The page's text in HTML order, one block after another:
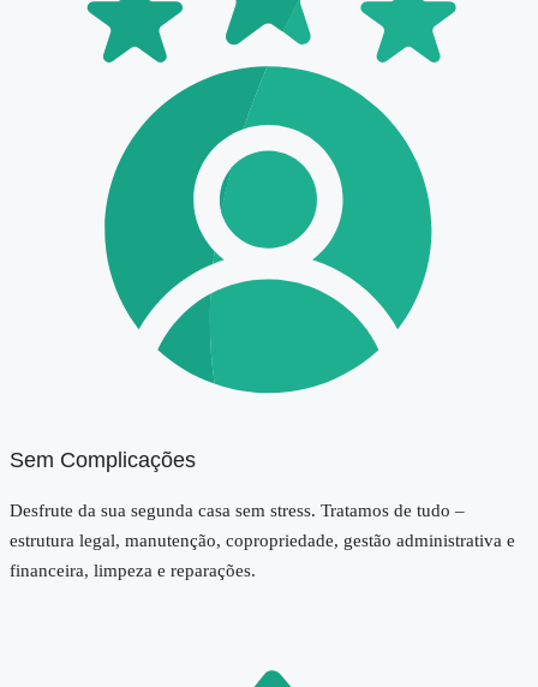
Sem Complicações
Desfrute da sua segunda casa sem stress. Tratamos de tudo –
estrutura legal, manutenção, copropriedade, gestão administrativa e
financeira, limpeza e reparações.